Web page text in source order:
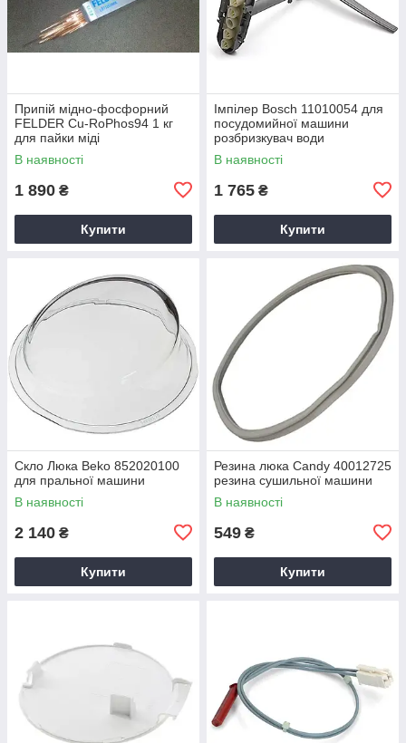
Припій мідно-фосфорний
FELDER Cu-RoPhos94 1 кг
для пайки міді
В наявності
1 890 ₴
Купити
Імпілер Bosch 11010054 для
посудомийної машини
розбризкувач води
В наявності
1 765 ₴
Купити
Скло Люка Beko 852020100
для пральної машини
В наявності
2 140 ₴
Купити
Резина люка Candy 40012725
резина сушильної машини
В наявності
549 ₴
Купити